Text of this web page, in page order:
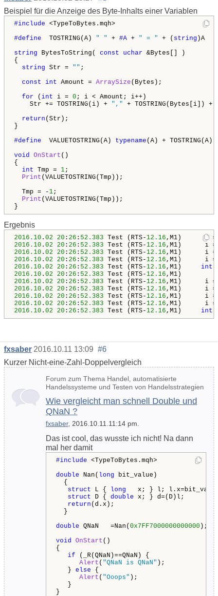
Beispiel für die Anzeige des Byte-Inhalts einer Variablen
#include <TypeToBytes.mqh>
#define
TOSTRING(A) " " + #A + " = " + ( string )A
string BytesToString( const uchar &Bytes[] )
{
string Str = "" ;
const
int Amount = ArraySize (Bytes);
for ( int i = 0 ; i < Amount; i++)
Str += TOSTRING(i) + "," + TOSTRING(Bytes[i]) +
return (Str);
}
#define
VALUETOSTRING(A) typename (A) +
void
OnStart ()
{
int Tmp = 1;
Print (VALUETOSTRING(Tmp));
Tmp = - 1;
Print (VALUETOSTRING(Tmp));
}
Ergebnis
2016.10 . 02 20 : 26 : 52.383 Test (RTS- 12.16 ,M1)      i
2016.10 . 02 20 : 26 : 52.383 Test (RTS- 12.16 ,M1)      i
2016.10 . 02 20 : 26 : 52.383 Test (RTS- 12.16 ,M1)      i
2016.10 . 02 20 : 26 : 52.383 Test (RTS- 12.16 ,M1)      i
2016.10 . 02 20 : 26 : 52.383 Test (RTS- 12.16 ,M1) int
2016.10 . 02 20 : 26 : 52.383 Test (RTS- 12.16
2016.10 . 02 20 : 26 : 52.383 Test (RTS- 12.16 ,M1)      i
2016.10 . 02 20 : 26 : 52.383 Test (RTS- 12.16 ,M1)      i
2016.10 . 02 20 : 26 : 52.383 Test (RTS- 12.16 ,M1)      i
2016.10 . 02 20 : 26 : 52.383 Test (RTS- 12.16 ,M1)      i
2016.10 . 02 20 : 26 : 52.383 Test (RTS- 12.16 ,M1) int
fxsaber 2016.10.11 13:09 #6
Kurzer Nicht-eine-Zahl-Doppelvergleich
Forum zum Thema Handel, automatisierte
Handelssysteme und Testen von Handelsstrategien
Wie vergleicht man schnell Double und
QNaN ?
fxsaber, 2016.10.11.11:14 pm.
Das ist cool, das wusste ich nicht! Na dann
mal her damit
#include <TypeToBytes.mqh>
double Nan( long bit_value)
{
struct L { long x; } l;
struct D { double x; } d=(D)l;
return (d.x);
}
double QNaN   =Nan( 0x7FF7000000000000 );
void
OnStart ()
{
if (_R(QNaN)==QNaN) {
Alert ( "QNaN is QNaN" );
} else {
Alert ( "Ooops" );
}
}